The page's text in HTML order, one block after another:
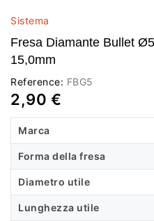
Sistema
Fresa Diamante Bullet
15,0mm
Reference: FBG5
2,90 €
Marca
Forma della fresa
Diametro utile
Lunghezza utile